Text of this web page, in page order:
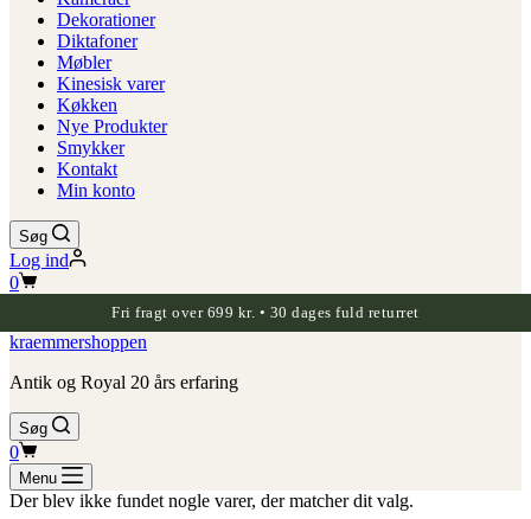
Dekorationer
Diktafoner
Møbler
Kinesisk varer
Køkken
Nye Produkter
Smykker
Kontakt
Min konto
Søg
Log ind
Indkøbskurv
0
Fri fragt over 699 kr. • 30 dages fuld returret
kraemmershoppen
Antik og Royal 20 års erfaring
Søg
Indkøbskurv
0
Menu
Der blev ikke fundet nogle varer, der matcher dit valg.